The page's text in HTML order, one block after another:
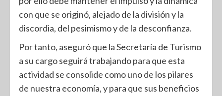
con que se originó, alejado de la división y la
discordia, del pesimismo y de la desconfianza.
Por tanto, aseguró que la Secretaría de Turismo
a su cargo seguirá trabajando para que esta
actividad se consolide como uno de los pilares
de nuestra economía, y para que sus beneficios